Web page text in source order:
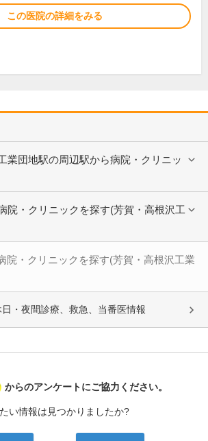
この医院の詳細をみる
業団地駅の周辺駅から病院・クリニッ
院・クリニックを探す(芳賀・高根沢工
院・クリニックを探す(芳賀・高根沢工業
・夜間診療、救急、当番医情報
病院なび
からのアンケートにご協力ください。
い情報は見つかりましたか?